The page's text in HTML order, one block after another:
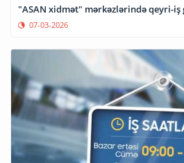
"ASAN xidmət" mərkəzlərində qeyri-iş
07-03-2026